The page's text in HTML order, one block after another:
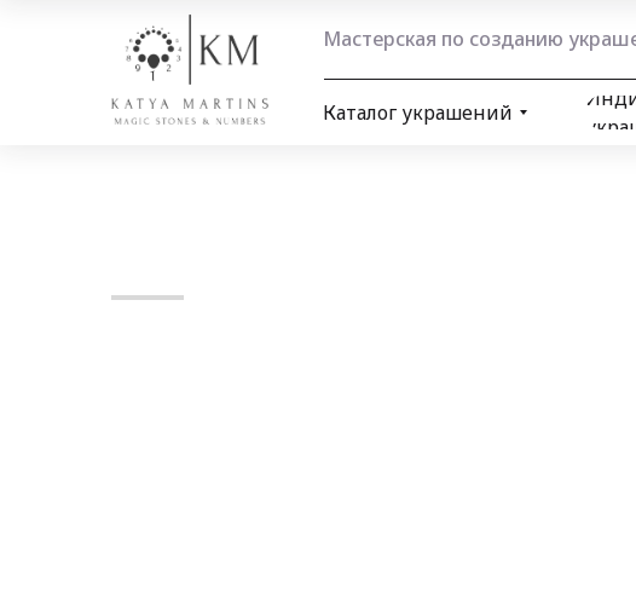
Каталог украшений
Мастерская по созданию